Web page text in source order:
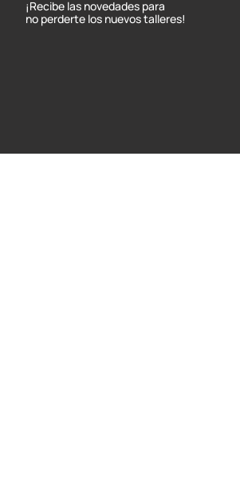
¡Recibe las novedades para
no perderte los nuevos talleres!